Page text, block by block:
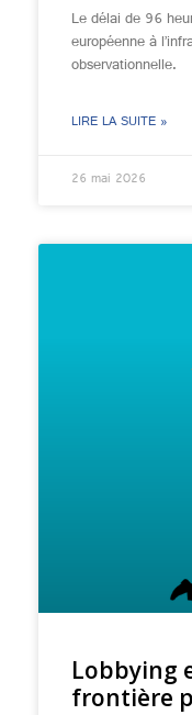
Le délai de 96
européenne à
observationnelle.
LIRE LA SUITE »
26 mai 2026
Lobbying
frontière